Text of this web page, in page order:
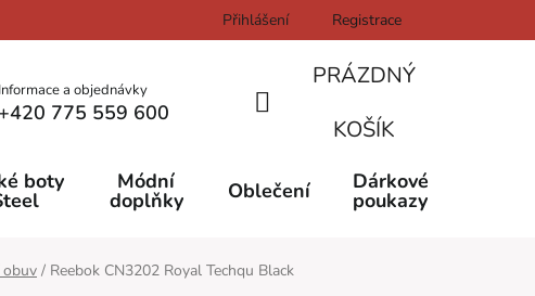
Přihlášení Registrace
Informace a objednávky
+420 775 559 600
NÁKUPNÍ
KOŠÍK
PRÁZDNÝ
KOŠÍK
boty Módní
doplňky Oblečení Dárkové
poukazy
/ Reebok CN3202 Royal Techqu Black